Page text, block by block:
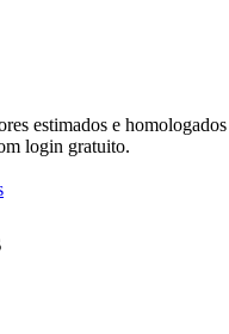
estimados e homologados
login gratuito.